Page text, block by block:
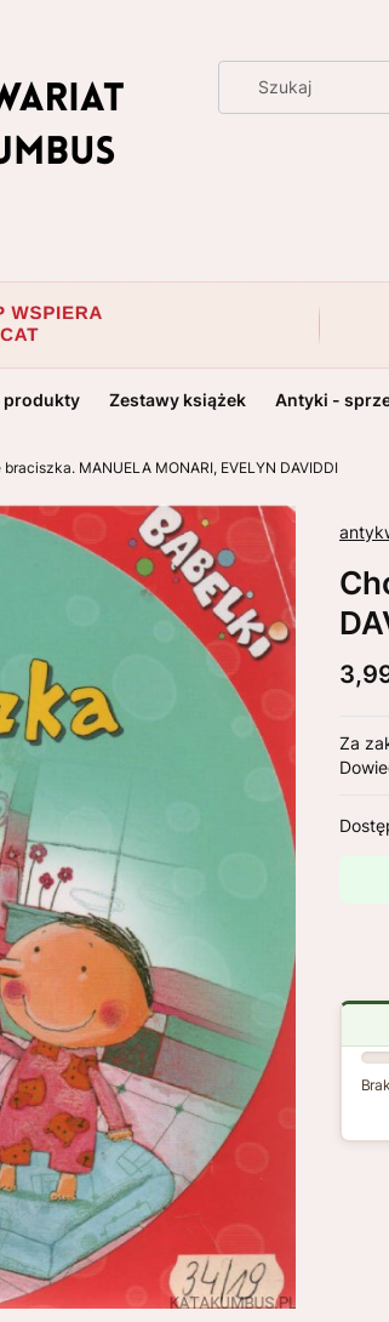
produkty Zestawy książek Antyki -
MANUELA MONARI, EVELYN DAVIDDI
Za